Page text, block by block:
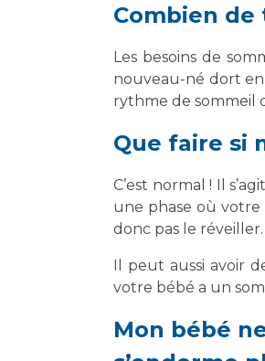
Combien
Les besoins de
nouveau-né dort en
rythme de sommeil
Que faire si
C’est normal ! Il
une phase où
donc pas le réveiller.
Il peut aussi avoir
votre bébé a un
Mon bébé